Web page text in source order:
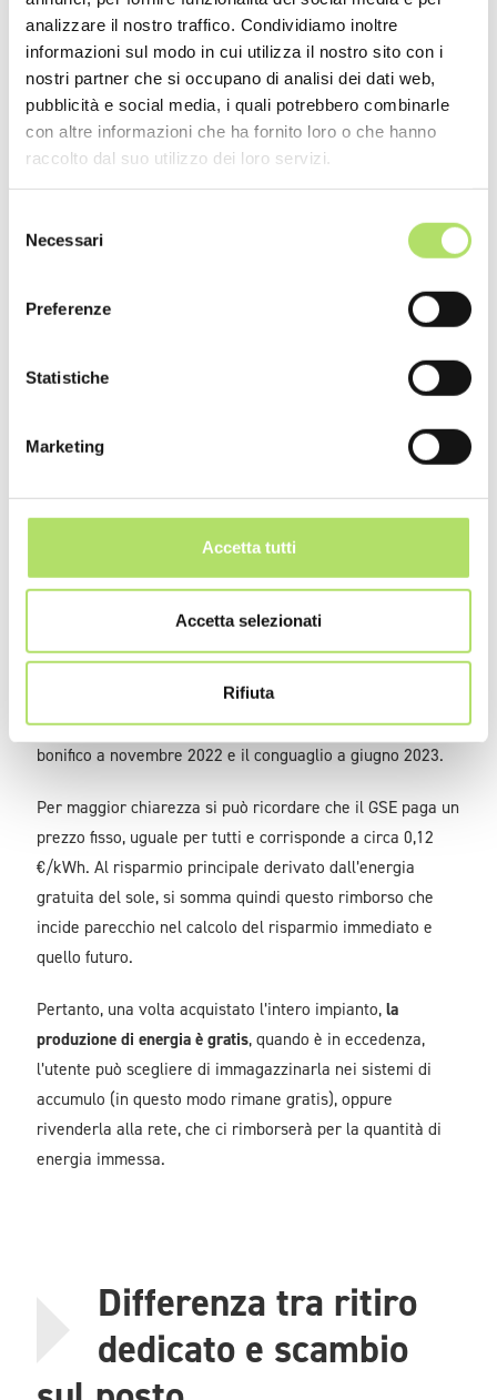
analizzare il nostro traffico. Condividiamo inoltre
informazioni sul modo in cui utilizza il nostro sito con i
nostri partner che si occupano di analisi dei dati web,
pubblicità e social media, i quali potrebbero combinarle
con altre informazioni che ha fornito loro o che hanno
raccolto dal suo utilizzo dei loro servizi.
delNecessari
Preferenze
Statistiche
Marketing
Accetta tutti
Accetta selezionati
Rifiuta
trainanti possono godere dell'agevolazione; Inoltre, per
usufruire del bonus bisogna ottenere l’aumento di almeno
due classi energetiche dell’abitazione rispetto all’APE di
inizio lavori o, il raggiungimento della classe energetica
massima.
Prezzo scambio sul
immessa in rete? E in quali modalità? Il rimborso avviene
accreditato sul conto corrente
del proprietario del fotovoltaico.
Un primo acconto, nel mese di novembre, in proporzione
alla taglia dell'impianto, un secondo pagamento, il
conguaglio, a giugno dell’anno successivo all’immissione
Esempio: per tutta l’energia immessa in rete nel corso del
2022, il proprietario del fotovoltaico riceverà un primo
bonifico a novembre 2022 e il conguaglio a giugno 2023.
Per maggior chiarezza si può ricordare che il GSE paga un
prezzo fisso, uguale per tutti e corrisponde a circa 0,12
€/kWh. Al risparmio principale derivato dall’energia
gratuita del sole, si somma quindi questo rimborso che
incide parecchio nel calcolo del risparmio immediato e
quello futuro.
Pertanto, una volta acquistato l’intero impianto,la
produzione di energia è gratis, quando è in eccedenza,
l’utente può scegliere di immagazzinarla nei sistemi di
accumulo (in questo modo rimane gratis), oppure
rivenderla alla rete, che ci rimborserà per la quantità di
energia immessa.
Differenza tra ritiro
dedicato e scambio